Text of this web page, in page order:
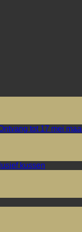
tot 17 mei
kussen